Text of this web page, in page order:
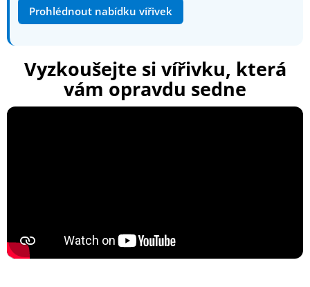
Prohlédnout nabídku vířivek
Vyzkoušejte si vířivku, která
vám opravdu sedne